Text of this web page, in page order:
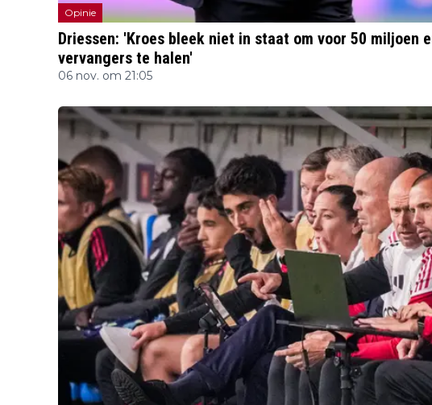
Opinie
Driessen: 'Kroes bleek niet in staat om voor 50 miljoen
vervangers te halen'
06 nov. om 21:05